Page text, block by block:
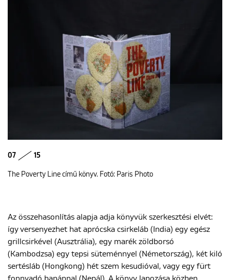
07 15
The Poverty Line című könyv. Fotó: Paris Photo
Az összehasonlítás alapja adja könyvük szerkesztési elvét:
így versenyezhet hat aprócska csirkeláb (India) egy egész
grillcsirkével (Ausztrália), egy marék zöldborsó
(Kambodzsa) egy tepsi süteménnyel (Németország), két kiló
sertésláb (Hongkong) hét szem kesudióval, vagy egy fürt
fonnyadó banánnal (Nepál). A könyv lapozása közben